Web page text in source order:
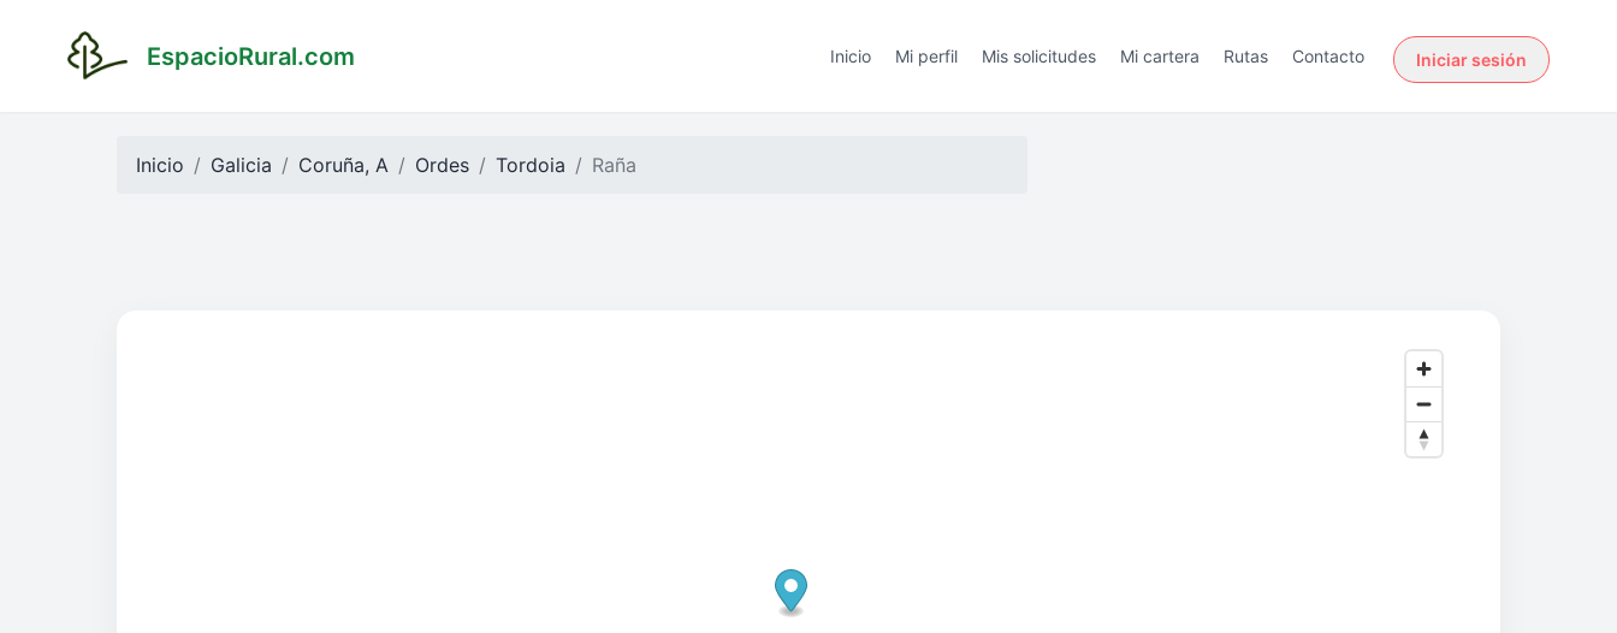
EspacioRural.com Inicio Mi perfil Mis solicitudes Mi cartera Rutas Contacto Iniciar sesión
Inicio Galicia Coruña, A Ordes Tordoia Raña